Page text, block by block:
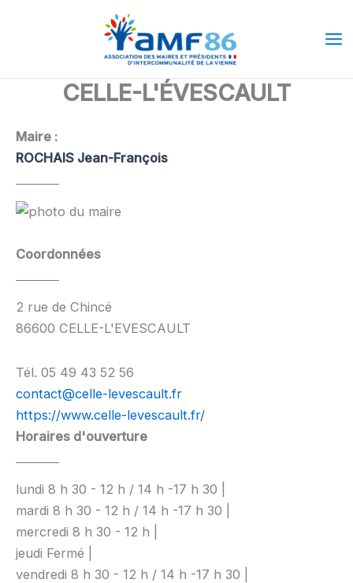
CELLE-L'ÉVESCAULT
Maire :
ROCHAIS Jean-François
Coordonnées
2 rue de Chincé
86600 CELLE-L'EVESCAULT
Tél. 05 49 43 52 56
contact@celle-levescault.fr
https://www.celle-levescault.fr/
Horaires d'ouverture
lundi 8 h 30 - 12 h / 14 h -17 h 30 |
mardi 8 h 30 - 12 h / 14 h -17 h 30 |
mercredi 8 h 30 - 12 h |
jeudi Fermé |
vendredi 8 h 30 - 12 h / 14 h -17 h 30 |